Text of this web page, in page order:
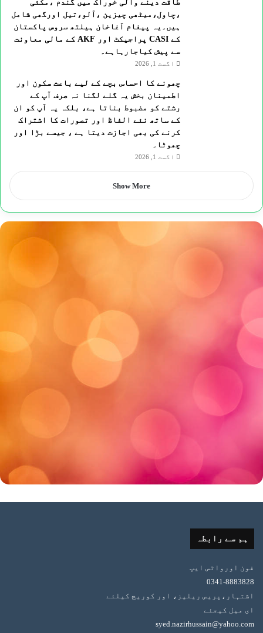
طاقت دینے والی خوراک میں گندم ،مکئی
،چاول،میٹھی چیزین ،آلو،تیل اورگھی شامل
ہیں۔یہ پیغام آغاخان ہیلتھ سروس پاکستان
کے CASI پراجیکٹ اور AKF کے مالی معاونت
سے پیش کیاجارہاہے۔
اگست 1, 2026
چھونے کا احساس بچے کے لیے باعث سکون اور
اطمینان بخش یہ گلے لگنا نہ صرف آپ کے
رشتے کو مضبوط بناتا ہے، بلکہ یہ آپ کو ان
کے ساتھ نئے الفاظ اور تصورات کا اشتراک
کرنے کی بھی اجازت دیتا ہے ، جیسے بڑا اور
چھوٹا۔
اگست 1, 2026
Show More
ہم سے رابطہ
فون اورواٹس ایپ
0341-8883828
اشتہار،پریس ریلیز، اور کوریج کیلئے
ای میل کیجئے
syed.nazirhussain@yahoo.com